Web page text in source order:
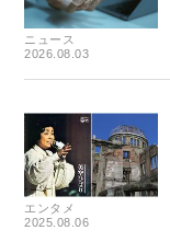
ニュース
2026.08.03
エンタメ
2025.08.06